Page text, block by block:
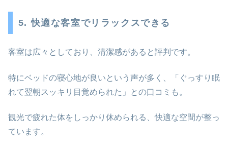
5. 快適な客室でリラックスできる
客室は広々としており、清潔感があると評判です。
特にベッドの寝心地が良いという声が多く、「ぐっすり眠
れて翌朝スッキリ目覚められた」との口コミも。
観光で疲れた体をしっかり休められる、快適な空間が整っ
ています。